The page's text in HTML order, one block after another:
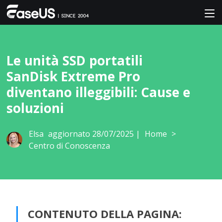
Le unità SSD portatili
SanDisk Extreme Pro
diventano illeggibili: Cause e
soluzioni
Elsa aggiornato 28/07/2025 | Home >
Centro di Conoscenza
CONTENUTO DELLA PAGINA: